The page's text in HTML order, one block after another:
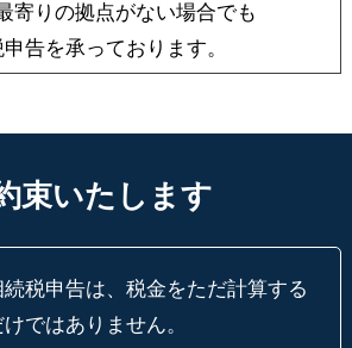
寄りの拠点がない場合でも
告を承っております。
束いたします
税申告は、税金をただ計算する
けではありません。